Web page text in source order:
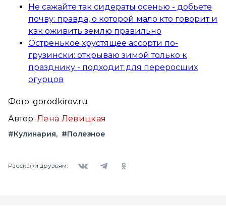
Не сажайте так сидераты осенью - добьете
почву: правда, о которой мало кто говорит и
как оживить землю правильно
Остренькое хрустящее ассорти по-
грузински: открываю зимой только к
празднику - подходит для переросших
огурцов
Фото: gorodkirov.ru
Автор: Лена Левицкая
#Кулинария #Полезное
Расскажи друзьям: